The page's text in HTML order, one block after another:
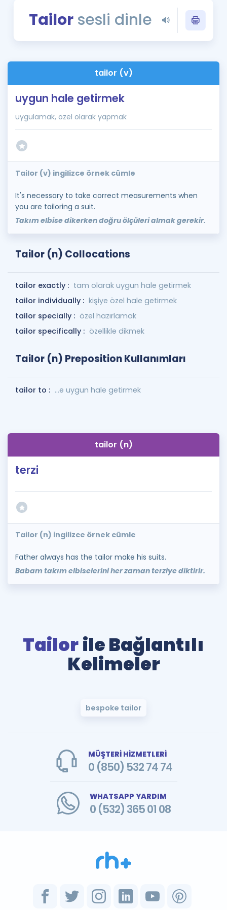
Blog
İngilizce Gramer
Tailorsesli dinle
tailor (v)
uygun hale getirmek
uygulamak, özel olarak yapmak
Tailor (v) ingilizce örnek cümle
It's necessary to take correct measurements when
you are tailoring a suit.
Takım elbise dikerken doğru ölçüleri almak gerekir.
Tailor (n) Collocations
tailor exactly : tam olarak uygun hale getirmek
tailor individually : kişiye özel hale getirmek
tailor specially : özel hazırlamak
tailor specifically : özellikle dikmek
Tailor (n) Preposition Kullanımları
tailor to : ...e uygun hale getirmek
tailor (n)
terzi
Tailor (n) ingilizce örnek cümle
Father always has the tailor make his suits.
Babam takım elbiselerini her zaman terziye diktirir.
Tailorile Bağlantılı
Kelimeler
bespoke tailor
MÜŞTERİ HİZMETLERİ
0 (850) 532 74 74
WHATSAPP YARDIM
0 (532) 365 01 08